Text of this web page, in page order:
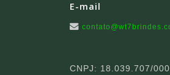
E-mail
CNPJ: 18.039.707/